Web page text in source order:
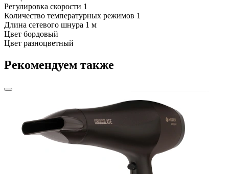
Регулировка скорости 1
Количество температурных режимов 1
Длина сетевого шнура 1 м
Цвет бордовый
Цвет разноцветный
Рекомендуем также